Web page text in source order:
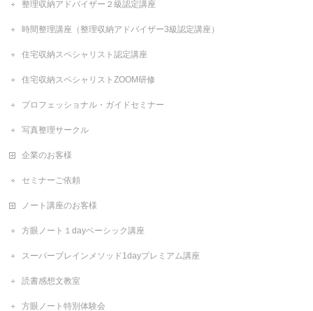
整理収納アドバイザー２級認定講座
時間整理講座（整理収納アドバイザー3級認定講座）
住宅収納スペシャリスト認定講座
住宅収納スペシャリストZOOM研修
プロフェッショナル・ガイドセミナー
写真整理サークル
企業のお客様
セミナーご依頼
ノート講座のお客様
方眼ノート１dayベーシック講座
スーパーブレインメソッド1dayプレミアム講座
読書感想文教室
方眼ノート特別体験会